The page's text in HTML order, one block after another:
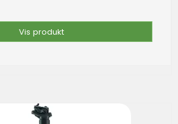
Vis produkt